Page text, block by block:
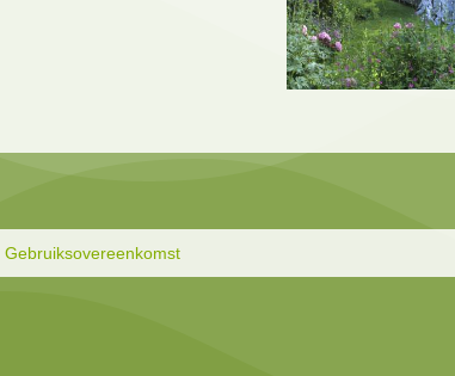
Gebruiksovereenkomst